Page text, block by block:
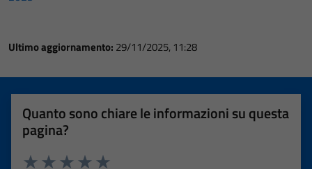
Ultimo aggiornamento: 29/11/2025, 11:28
Quanto sono chiare le informazioni su questa
pagina?